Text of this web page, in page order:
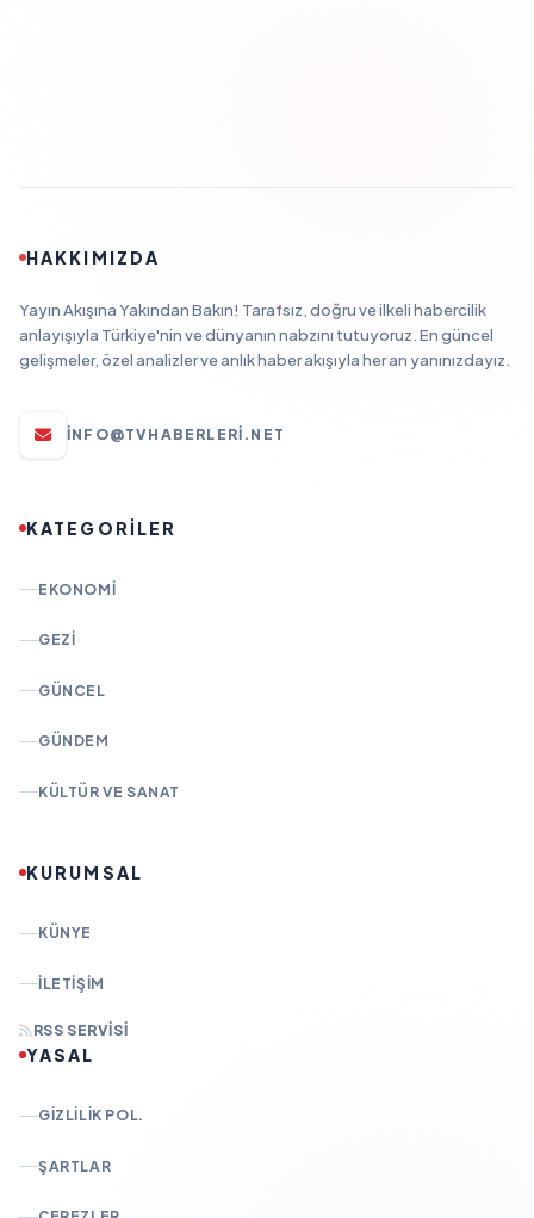
HAKKIMIZDA
Yayın Akışına Yakından Bakın! Tarafsız, doğru ve ilkeli habercilik
anlayışıyla Türkiye'nin ve dünyanın nabzını tutuyoruz. En güncel
gelişmeler, özel analizler ve anlık haber akışıyla her an yanınızdayız.
INFO@TVHABERLERI.NET
KATEGORİLER
EKONOMI
GEZI
GÜNCEL
GÜNDEM
KÜLTÜR VE SANAT
KURUMSAL
KÜNYE
İLETIŞIM
RSS SERVISI
YASAL
GIZLILIK POL.
ŞARTLAR